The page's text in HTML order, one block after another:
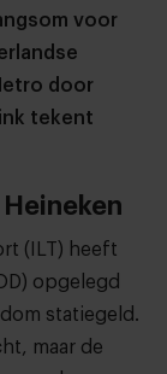
voor
door
tekent
(ILT) heeft
opgelegd
statiegeld.
maar de